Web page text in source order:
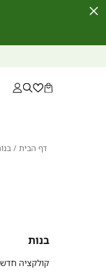
Close
דף הבית דף
בנות
קולקציה